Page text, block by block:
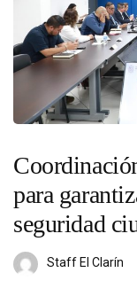
para
seguridad
Staff El Clarín